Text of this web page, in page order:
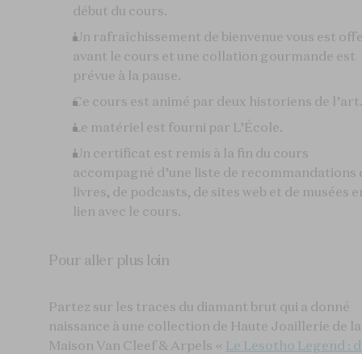
début du cours.
Un rafraîchissement de bienvenue vous est
avant le cours et une collation gourmande est
prévue à la pause.
Ce cours est animé par deux historiens de l’art.​
Le matériel est fourni par L’École.
Un certificat est remis à la fin du cours
accompagné d’une liste de recommandations
livres, de podcasts, de sites web et de musées
lien avec le cours.
Pour aller plus loin
Partez sur les traces du diamant brut qui a donné
naissance à une collection de Haute Joaillerie de la
Maison Van Cleef & Arpels « Le Lesotho Legend :